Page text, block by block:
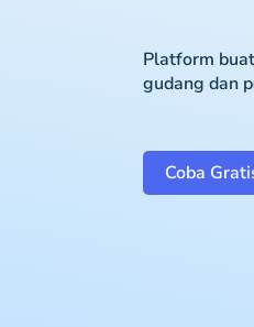
Platform
gudang dan
Coba